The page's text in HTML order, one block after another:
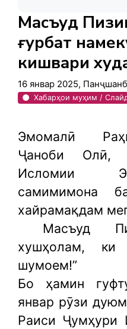
Масъуд
ғурбат
кишвари
16 январ 2025,
Хабарҳои муҳим /
Эмомалӣ
Ҷаноби Олӣ,
Исломии
самимимона
хайрамақдам
Масъуд
хушҳолам,
шумоем!”
Бо ҳамин
январ рӯзи
Раиси Ҷумҳури